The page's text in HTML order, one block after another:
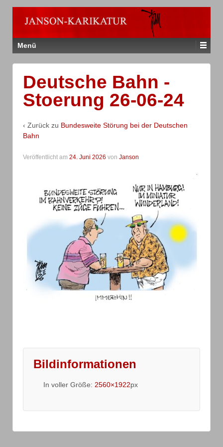
Menü
Deutsche Bahn -
Stoerung 26-06-24
‹ Zurück zu Bundesweite Störung bei der Deutschen
Bahn
Veröffentlicht am 24. Juni 2026 von Janson
Bildinformationen
In voller Größe: 2560×1922px